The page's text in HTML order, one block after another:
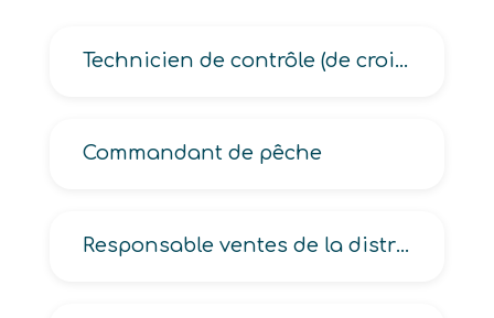
Technicien de contrôle (de croissance de l’agriculture, laitier)
Commandant de pêche
Responsable ventes de la distribution